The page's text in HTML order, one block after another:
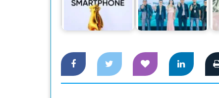
কোয়ালিটির ক্ষেত্রে
বাংলাদেশে নাম্বার ১
স্মার্টফোন…
দেশের বাজারে বিশ্বের
নাম্বার ওয়ান স্মার্টফোন
অনার…